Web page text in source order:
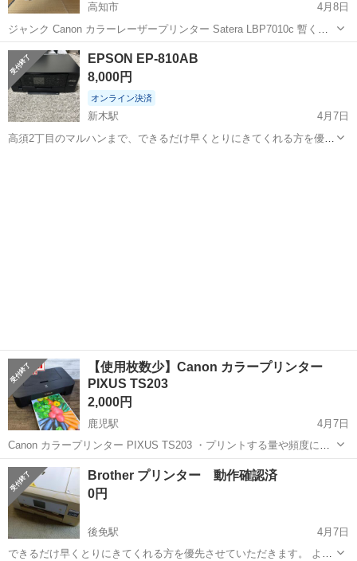
高知市
4月8日
ジャンク Canon カラーレーザープリンター Satera LBP7010c 暫く使
わずにいて今回出品のため確認をすると下記の状態でした。 「プリン
ターに異常があります。 電源をいったん切り、しばらく待ってか...
高知 高知市
EPSON EP-810AB
8,000円
オンライン決済
新木駅
4月7日
高須2丁目のマルハンまで、できるだけ早くとりにきてくれる方を優先
【使用枚数少】Canon カラープリンター
PIXUS TS203
2,000円
鹿児駅
4月7日
Canon カラープリンター PIXUS TS203 ・プリントする量や頻度に合
わせてインクタンクの容量を選べる、シンプルモデルのインクジェッ
トプリンター ・濃度の濃い黒でコントラストが高く、細かな文字や罫
線までシャープ...
高知 南国市 プリンター インク
Brother プリンター 動作確認済
0円
後免駅
4月7日
できるだけ早くとりにきてくれる方を優先させていただきます。 よろ